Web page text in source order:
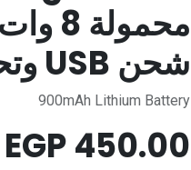
شحن USB وتحكم في درجة الحرارة
900mAh Lithium Battery
450.00